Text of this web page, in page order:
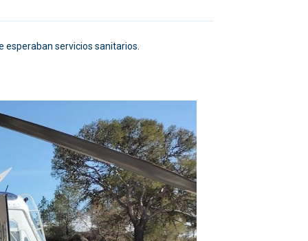
esperaban servicios sanitarios.